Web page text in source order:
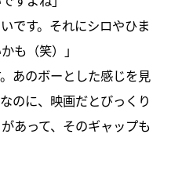
です。それにシロやひま
も（笑）」
あのボーとした感じを見
のに、映画だとびっくり
あって、そのギャップも